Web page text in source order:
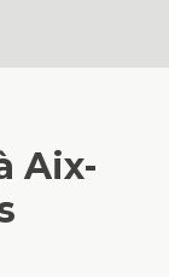
Aix-